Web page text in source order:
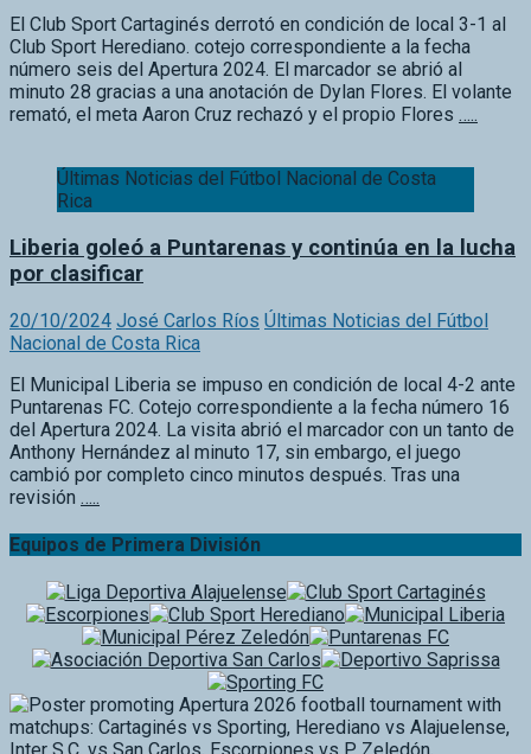
El Club Sport Cartaginés derrotó en condición de local 3-1 al
Club Sport Herediano. cotejo correspondiente a la fecha
número seis del Apertura 2024. El marcador se abrió al
minuto 28 gracias a una anotación de Dylan Flores. El volante
remató, el meta Aaron Cruz rechazó y el propio Flores…..
Últimas Noticias del Fútbol Nacional de Costa
Rica
Liberia goleó a Puntarenas y continúa en la lucha
por clasificar
20/10/2024 José Carlos Ríos
Últimas Noticias del Fútbol
Nacional de Costa Rica
El Municipal Liberia se impuso en condición de local 4-2 ante
Puntarenas FC. Cotejo correspondiente a la fecha número 16
del Apertura 2024. La visita abrió el marcador con un tanto de
Anthony Hernández al minuto 17, sin embargo, el juego
cambió por completo cinco minutos después. Tras una
revisión…..
Equipos de Primera División